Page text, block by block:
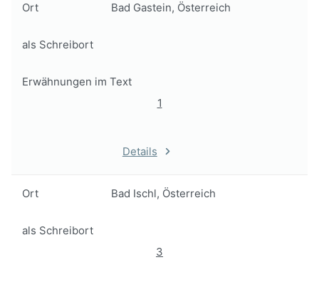
Ort Bad Gastein, Österreich
als Schreibort
Erwähnungen im Text
1
Details
Ort Bad Ischl, Österreich
als Schreibort
3